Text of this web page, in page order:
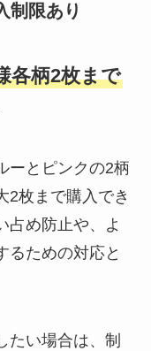
制限あり
各柄2枚まで
ーとピンクの2柄
2枚まで購入でき
占め防止や、よ
るための対応と
たい場合は、制